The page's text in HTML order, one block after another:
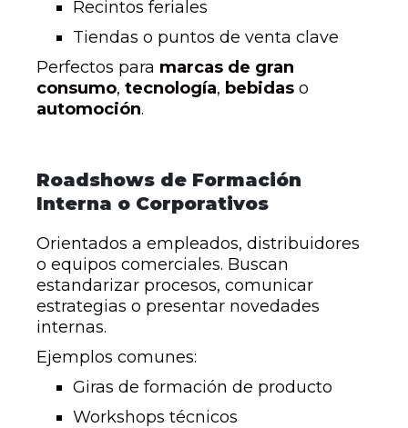
Recintos feriales
Tiendas o puntos de venta clave
Perfectos para marcas de gran
consumo,tecnología, bebidas o
automoción.
Roadshows de Formación
Interna o Corporativos
Orientados a empleados, distribuidores
o equipos comerciales. Buscan
estandarizar procesos, comunicar
estrategias o presentar novedades
internas.
Ejemplos comunes:
Giras de formación de producto
Workshops técnicos